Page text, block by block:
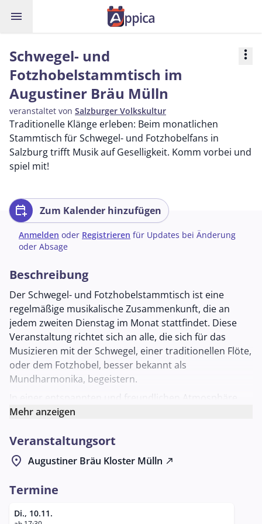
menu
Schwegel- und
Fotzhobelstammtisch im
Augustiner Bräu Mülln
veranstaltet von Salzburger Volkskultur
more_vert
Traditionelle Klänge erleben: Beim monatlichen
Stammtisch für Schwegel- und Fotzhobelfans in
Salzburg trifft Musik auf Geselligkeit. Komm vorbei und
spiel mit!
calendar_add_on Zum Kalender hinzufügen
Anmelden oder Registrieren für Updates bei Änderung
oder Absage
Beschreibung
Der Schwegel- und Fotzhobelstammtisch ist eine
regelmäßige musikalische Zusammenkunft, die an
jedem zweiten Dienstag im Monat stattfindet. Diese
Veranstaltung richtet sich an alle, die sich für das
Musizieren mit der Schwegel, einer traditionellen Flöte,
oder dem Fotzhobel, besser bekannt als
Mundharmonika, begeistern.
In einer entspannten und freundlichen Atmosphäre
haben die Teilnehmer die Gelegenheit, gemeinsam
voneinander zu lernen. Der Stammtisch ist offen für
Musiker aller Erfahrungsstufen und bietet eine
hervorragende Möglichkeit, neue Techniken zu
Spaß an der Musik und das gemeinsame Erleben
stehen im Vordergrund.
Mehr anzeigen
Veranstaltungsort
location_on Augustiner Bräu Kloster Mülln north_east
Termine
Di., 10.11.